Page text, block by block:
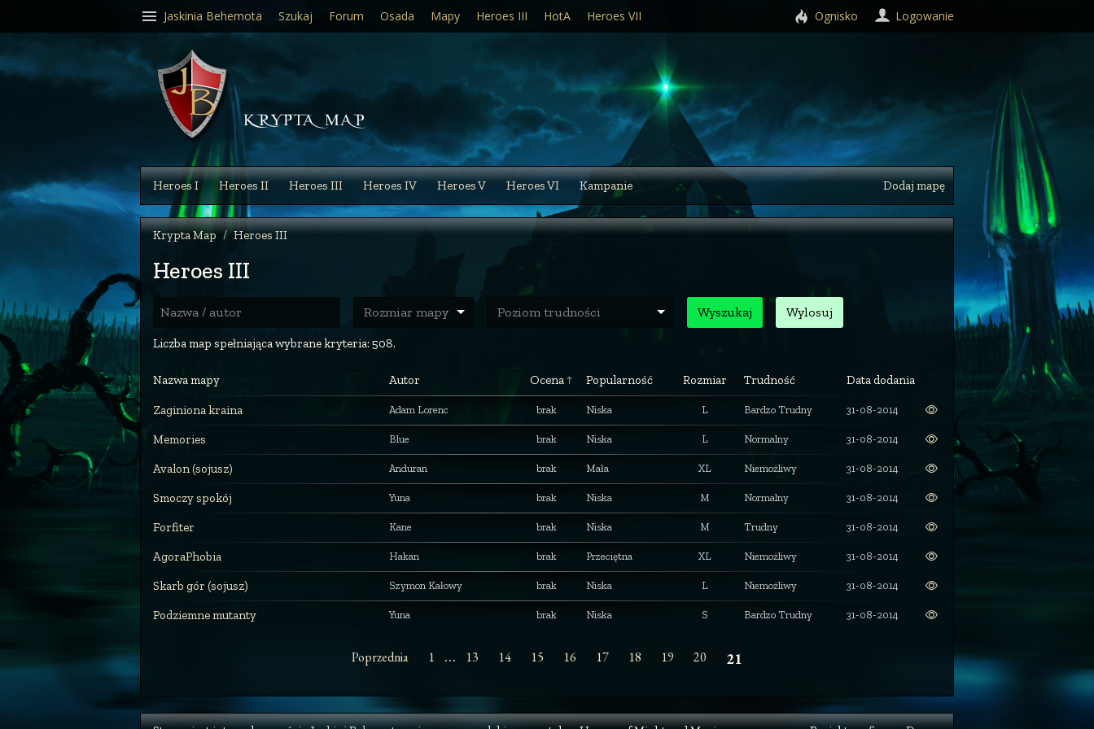
Heroes I Heroes II Heroes III Heroes IV Heroes V Heroes VI Kampanie Dodaj mapę
Krypta Map Heroes III
Heroes III
Nazwa / autor Rozmiar mapy Poziom trudności Wyszukaj Wylosuj
Liczba map spełniająca wybrane kryteria: 508.
Nazwa mapy Autor Ocena Popularność Rozmiar Trudność Data dodania
Zaginiona kraina Adam Lorenc brak Niska L Bardzo Trudny 31-08-2014
Memories Blue brak Niska L Normalny 31-08-2014
Avalon (sojusz) Anduran brak Mała XL Niemożliwy 31-08-2014
Smoczy spokój Yuna brak Niska M Normalny 31-08-2014
Forfiter Kane brak Niska M Trudny 31-08-2014
AgoraPhobia Hakan brak Przeciętna XL Niemożliwy 31-08-2014
Skarb gór (sojusz) Szymon Kałowy brak Niska L Niemożliwy 31-08-2014
Podziemne mutanty Yuna brak Niska S Bardzo Trudny 31-08-2014
Poprzednia 1 … 13 14 15 16 17 18 19 20 21
Jaskinia Behemota Szukaj Forum Osada Mapy Heroes III HotA Heroes VII Ognisko Logowanie